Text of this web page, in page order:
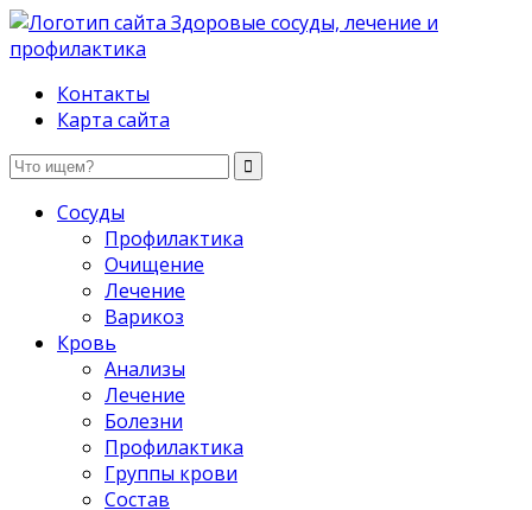
Здоровые сосуды, лечение и профилактика
Контакты
Карта сайта
Сосуды
Профилактика
Очищение
Лечение
Варикоз
Кровь
Анализы
Лечение
Болезни
Профилактика
Группы крови
Состав